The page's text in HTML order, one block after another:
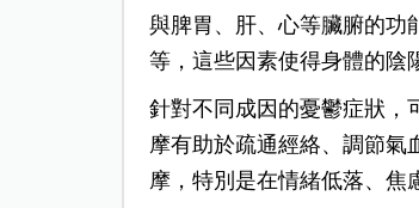
與脾胃、肝、心等臟腑的功
等，這些因素使得身體的陰
針對不同成因的憂鬱症狀，
摩有助於疏通經絡、調節氣
摩，特別是在情緒低落、焦